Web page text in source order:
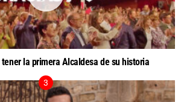
la primera Alcaldesa de su historia